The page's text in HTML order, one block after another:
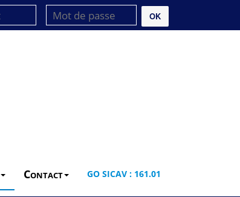
OK
Contact GO SICAV : 161.01